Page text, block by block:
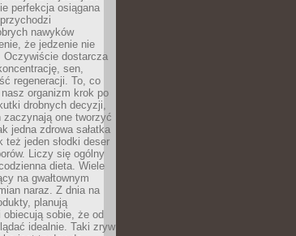
perfekcja osiągana
nawyków
że jedzenie nie
Oczywiście dostarcza
sen,
regeneracji. To, co
organizm krok po
drobnych decyzji,
zaczynają one tworzyć
jedna zdrowa sałatka
jeden słodki deser
Liczy się ogólny
dieta. Wiele
na gwałtownym
naraz. Z dnia na
planują
obiecują sobie, że od
idealnie. Taki zryw